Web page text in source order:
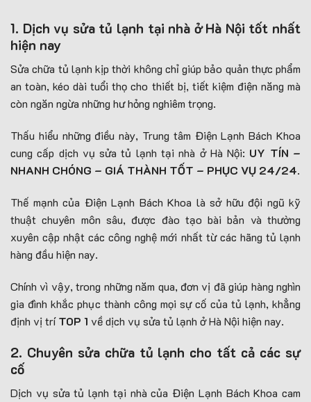
1. Dịch vụ sửa tủ lạnh tại nhà ở Hà Nội tốt nhất
hiện nay
Sửa chữa tủ lạnh kịp thời không chỉ giúp bảo quản thực phẩm
an toàn, kéo dài tuổi thọ cho thiết bị, tiết kiệm điện năng mà
còn ngăn ngừa những hư hỏng nghiêm trọng.
Thấu hiểu những điều này, Trung tâm Điện Lạnh Bách Khoa
cung cấp dịch vụ sửa tủ lạnh tại nhà ở Hà Nội: UY TÍN –
NHANH CHÓNG – GIÁ THÀNH TỐT – PHỤC VỤ 24/24.
Thế mạnh của Điện Lạnh Bách Khoa là sở hữu đội ngũ kỹ
thuật chuyên môn sâu, được đào tạo bài bản và thường
xuyên cập nhật các công nghệ mới nhất từ các hãng tủ lạnh
hàng đầu hiện nay.
Chính vì vậy, trong những năm qua, đơn vị đã giúp hàng nghìn
gia đình khắc phục thành công mọi sự cố của tủ lạnh, khẳng
định vị tríTOP 1 về dịch vụ sửa tủ lạnh ở Hà Nội hiện nay.
2. Chuyên sửa chữa tủ lạnh cho tất cả các sự
cố
Dịch vụ sửa tủ lạnh tại nhà của Điện Lạnh Bách Khoa cam